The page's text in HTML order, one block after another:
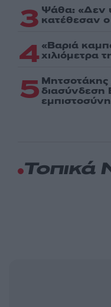
3 Ψάθα: «Δεν
κατέθεσαν ο
4 «Βαριά
χιλιόμετρα
5 Μητσοτάκης
διασύνδεση
Τοπικά